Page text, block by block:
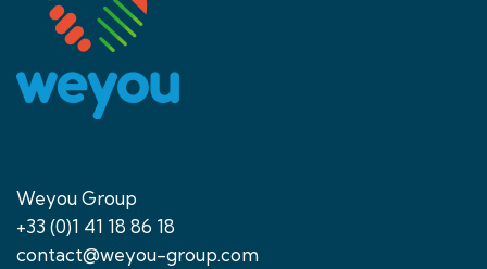
Weyou Group
+33 (0)1 41 18 86 18
contact@weyou-group.com